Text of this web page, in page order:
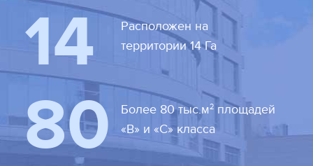
14
Расположен на
территории 14 Га
80 Более 80 тыс.м2 площадей
«В» и «С» класса